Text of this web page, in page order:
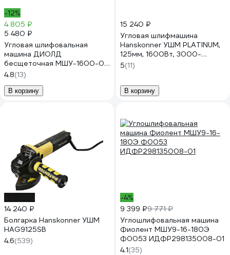
-12%
4 805 ₽
5 480 ₽
Угловая шлифовальная
машина ДИОЛД
бесщеточная МШУ-1600-01
с регулировкой, 125мм, 1600
Вт, 10040004
4.8(13)
В корзину
15 240 ₽
Угловая шлифмашина
Hanskonner УШМ PLATINUM,
125мм, 1600Вт, 3000-
8500об/мин,
БЕСЩЁТОЧНАЯ HAG16125E
5(11)
В корзину
14 240 ₽
Болгарка Hanskonner УШМ
HAG9125SB
4.6(539)
-4%
9 399 ₽9 771 ₽
Углошлифовальная машина
Фиолент МШУ9-16-180Э
Ф0053 ИДФР298135008-01
4.1(35)